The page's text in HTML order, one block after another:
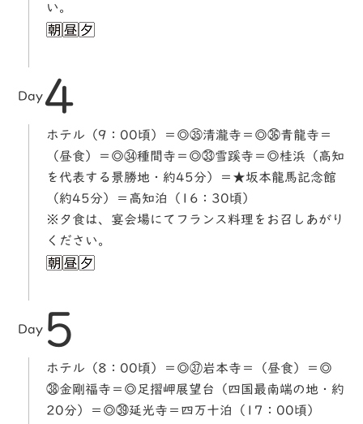
い。
Day4
ホテル（9：00頃）＝◎㉟清瀧寺＝◎㊱青龍寺＝
（昼食）＝◎㉞種間寺＝◎㉝雪蹊寺＝◎桂浜（高知
を代表する景勝地・約45分）＝★坂本龍馬記念館
（約45分）＝高知泊（16：30頃）
※夕食は、宴会場にてフランス料理をお召しあがり
ください。
Day 5
ホテル（8：00頃）＝◎㊲岩本寺＝（昼食）＝◎
㊳金剛福寺＝◎足摺岬展望台（四国最南端の地・約
20分）＝◎㊴延光寺＝四万十泊（17：00頃）